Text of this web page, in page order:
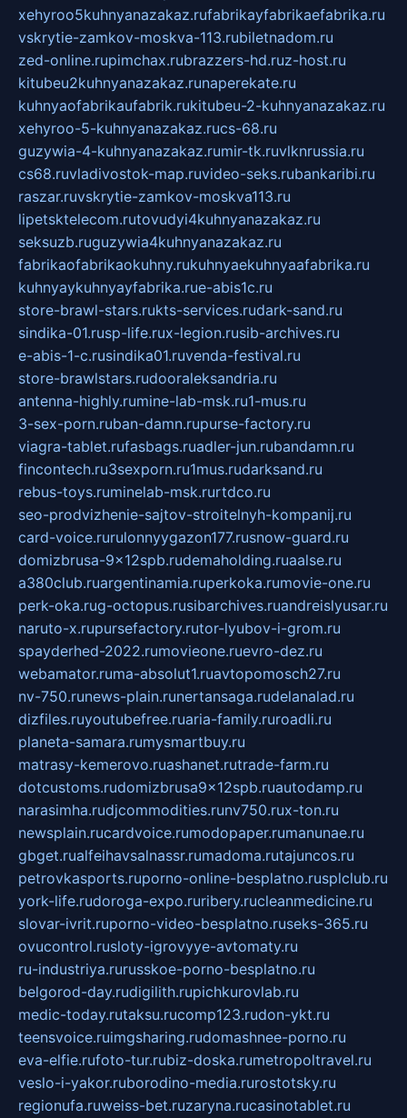
xehyroo5kuhnyanazakaz.rufabrikayfabrikaefabrika.ru
vskrytie-zamkov-moskva-113.rubiletnadom.ru
zed-online.rupimchax.rubrazzers-hd.ruz-host.ru
kitubeu2kuhnyanazakaz.runaperekate.ru
kuhnyaofabrikaufabrik.rukitubeu-2-kuhnyanazakaz.ru
xehyroo-5-kuhnyanazakaz.rucs-68.ru
guzywia-4-kuhnyanazakaz.rumir-tk.ruvlknrussia.ru
cs68.ruvladivostok-map.ruvideo-seks.rubankaribi.ru
raszar.ruvskrytie-zamkov-moskva113.ru
lipetsktelecom.rutovudyi4kuhnyanazakaz.ru
seksuzb.ruguzywia4kuhnyanazakaz.ru
fabrikaofabrikaokuhny.rukuhnyaekuhnyaafabrika.ru
kuhnyaykuhnyayfabrika.rue-abis1c.ru
store-brawl-stars.rukts-services.rudark-sand.ru
sindika-01.rusp-life.rux-legion.rusib-archives.ru
e-abis-1-c.rusindika01.ruvenda-festival.ru
store-brawlstars.rudooraleksandria.ru
antenna-highly.rumine-lab-msk.ru1-mus.ru
3-sex-porn.ruban-damn.rupurse-factory.ru
viagra-tablet.rufasbags.ruadler-jun.rubandamn.ru
fincontech.ru3sexporn.ru1mus.rudarksand.ru
rebus-toys.ruminelab-msk.rurtdco.ru
seo-prodvizhenie-sajtov-stroitelnyh-kompanij.ru
card-voice.rurulonnyygazon177.rusnow-guard.ru
domizbrusa-9x12spb.rudemaholding.ruaalse.ru
a380club.ruargentinamia.ruperkoka.rumovie-one.ru
perk-oka.rug-octopus.rusibarchives.ruandreislyusar.ru
naruto-x.rupursefactory.rutor-lyubov-i-grom.ru
spayderhed-2022.rumovieone.ruevro-dez.ru
webamator.ruma-absolut1.ruavtopomosch27.ru
nv-750.runews-plain.runertansaga.rudelanalad.ru
dizfiles.ruyoutubefree.ruaria-family.ruroadli.ru
planeta-samara.rumysmartbuy.ru
matrasy-kemerovo.ruashanet.rutrade-farm.ru
dotcustoms.rudomizbrusa9x12spb.ruautodamp.ru
narasimha.rudjcommodities.runv750.rux-ton.ru
newsplain.rucardvoice.rumodopaper.rumanunae.ru
gbget.rualfeihavsalnassr.rumadoma.rutajuncos.ru
petrovkasports.ruporno-online-besplatno.rusplclub.ru
york-life.rudoroga-expo.ruribery.rucleanmedicine.ru
slovar-ivrit.ruporno-video-besplatno.ruseks-365.ru
ovucontrol.rusloty-igrovyye-avtomaty.ru
ru-industriya.rurusskoe-porno-besplatno.ru
belgorod-day.rudigilith.rupichkurovlab.ru
medic-today.rutaksu.rucomp123.rudon-ykt.ru
teensvoice.ruimgsharing.rudomashnee-porno.ru
eva-elfie.rufoto-tur.rubiz-doska.rumetropoltravel.ru
veslo-i-yakor.ruborodino-media.rurostotsky.ru
regionufa.ruweiss-bet.ruzaryna.rucasinotablet.ru